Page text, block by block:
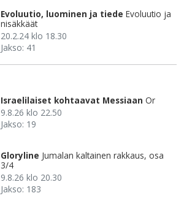
Evoluutio, luominen ja tiede Evoluutio ja
nisäkkäät
20.2.24 klo 18.30
Jakso: 41
Israelilaiset kohtaavat Messiaan Or
9.8.26 klo 22.50
Jakso: 19
Gloryline Jumalan kaltainen rakkaus, osa
3/4
9.8.26 klo 20.30
Jakso: 183